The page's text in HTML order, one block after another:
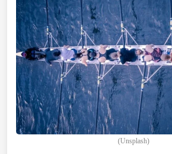
(
Unsplash
)